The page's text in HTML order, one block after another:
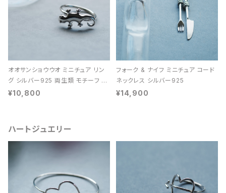
オオサンショウウオ ミニチュア リン
グ シルバー925 両生類 モチーフ レ
ディース ユニセックス
¥10,800
フォーク & ナイフ ミニチュア コード
ネックレス シルバー925
¥14,900
ハートジュエリー